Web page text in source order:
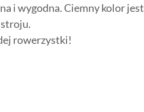
i wygodna. Ciemny kolor jest
rowerzystki!